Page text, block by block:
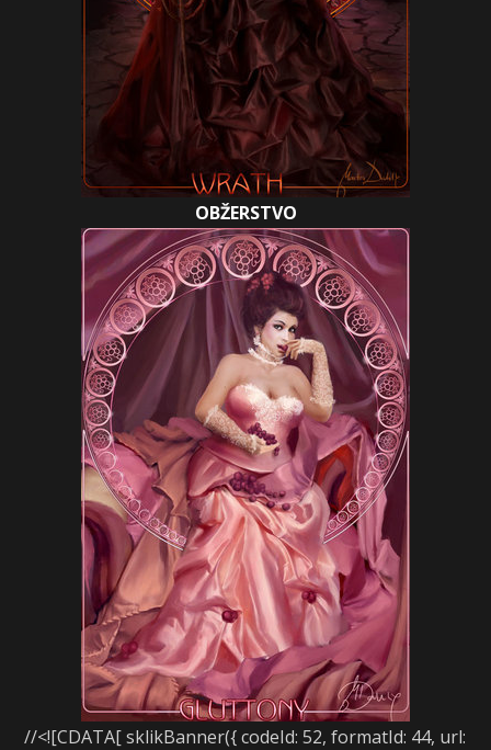
OBŽERSTVO
//<![CDATA[ sklikBanner({ codeId: 52, formatId: 44, url: